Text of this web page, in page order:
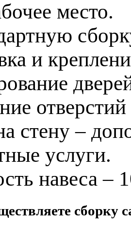
место.
и
стену –
услуги.
навеса –
сборку